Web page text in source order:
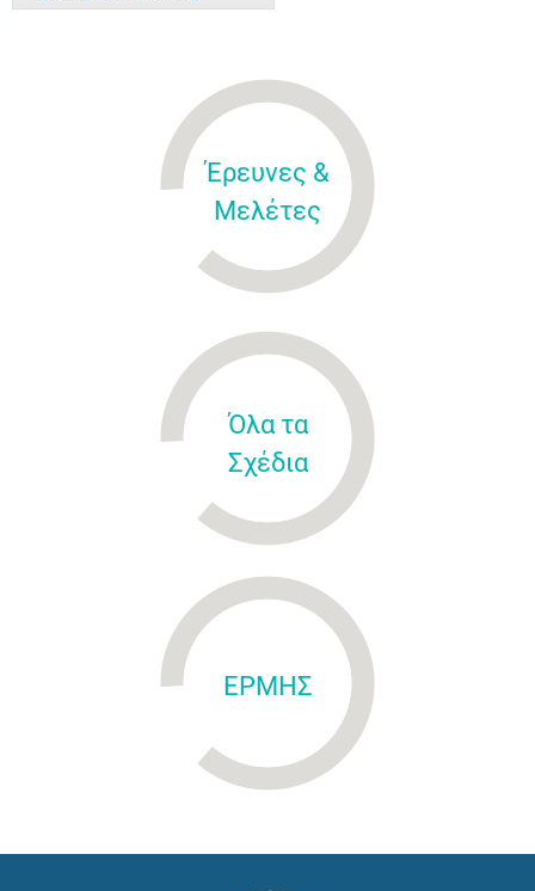
Έρευνες &
Μελέτες
Όλα τα
Σχέδια
ΕΡΜΗΣ